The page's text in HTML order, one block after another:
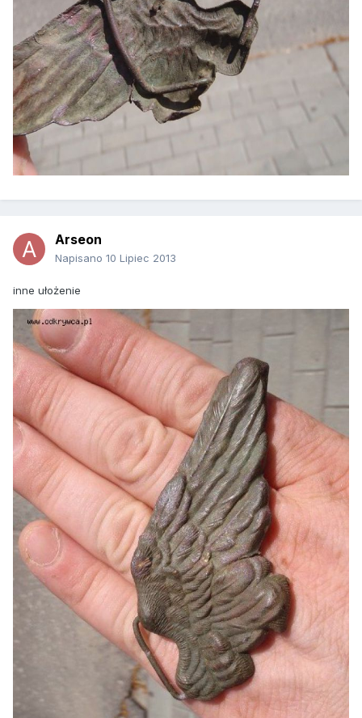
Arseon
Napisano 10 Lipiec 2013
inne ułożenie